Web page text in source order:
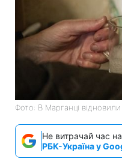
Фото: В Марганці
Не витрачай час
РБК-Україна у